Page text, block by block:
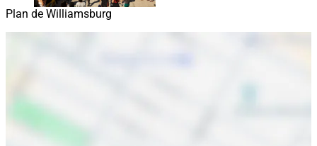
Plan de Williamsburg